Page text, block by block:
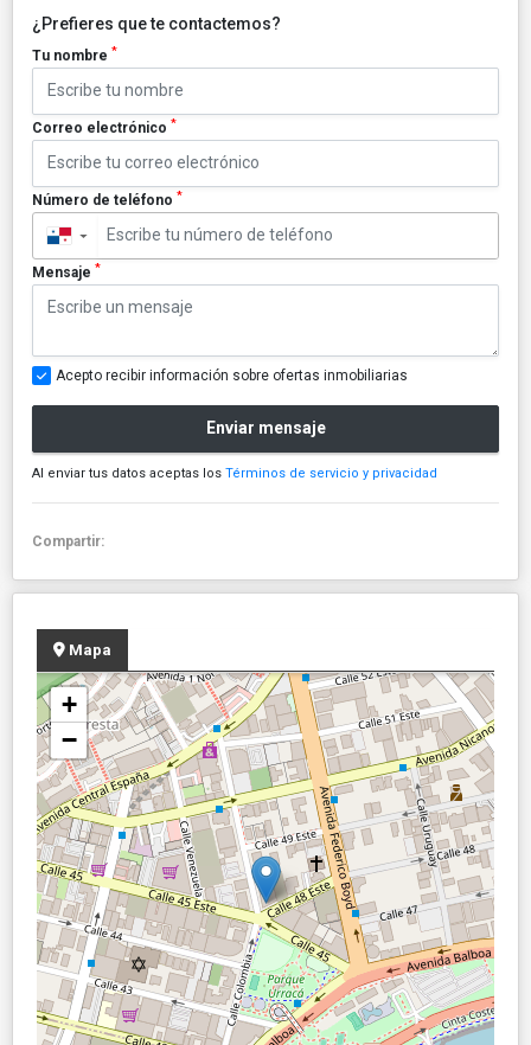
¿Prefieres que te contactemos?
Tu nombre *
Correo electrónico *
Número de teléfono *
▼
Mensaje *
Acepto recibir información sobre ofertas inmobiliarias
Enviar mensaje
Al enviar tus datos aceptas los Términos de servicio y privacidad
Compartir:
Mapa
+
−